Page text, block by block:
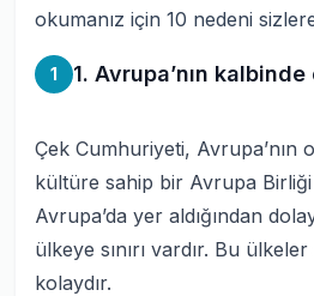
okumanız için 10 nedeni
1 1. Avrupa’nın kalbinde
Çek Cumhuriyeti, Avrupa’nın
kültüre sahip bir Avrupa
Avrupa’da yer aldığından
ülkeye sınırı vardır. Bu ülkeler
kolaydır.